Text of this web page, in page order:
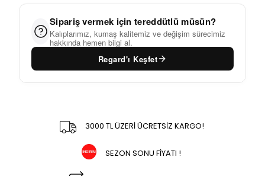
Sipariş vermek için tereddütlü müsün?
Kalıplarımız, kumaş kalitemiz ve değişim sürecimiz
hakkında hemen bilgi al.
Regard'ı Keşfet
3000 TL ÜZERİ ÜCRETSİZ KARGO!
SEZON SONU FİYATI !